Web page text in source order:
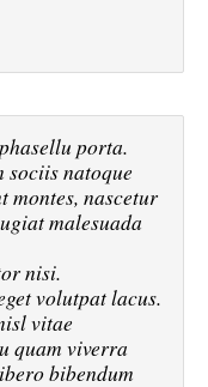
porta.
sociis natoque
montes, nascetur
malesuada
nisi.
volutpat lacus.
vitae
quam viverra
bibendum